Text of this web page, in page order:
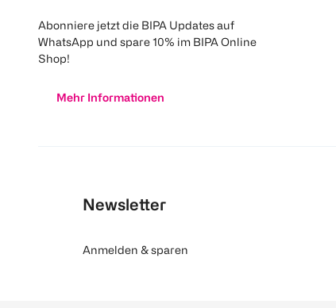
Abonniere jetzt die BIPA Updates auf
WhatsApp und spare 10% im BIPA Online
Shop!
Mehr Informationen
Newsletter
Anmelden & sparen